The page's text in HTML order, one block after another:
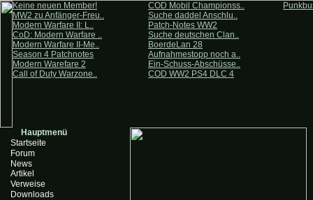
Keine neuen Member!
MW2 zu Anfänger-Freu..
Modern Warfare II: L..
CoD: Modern Warfare ..
Modern Warfare II-Me..
Season 4 Patchnotes
Modern Warefare 2
Call of Duty Warzone..
COD Mobil Championss..
Suche daddel Anschlu..
Patch-Notes WW2
Suche deutschen Clan..
BoerdeLan 28
Aufnahmestopp noch a..
Ein-Schuss-Abschüsse..
COD WW2 PS4 DLC 4
Hauptmenü
Startseite
Forum
News
Artikel
Verweise
Downloads